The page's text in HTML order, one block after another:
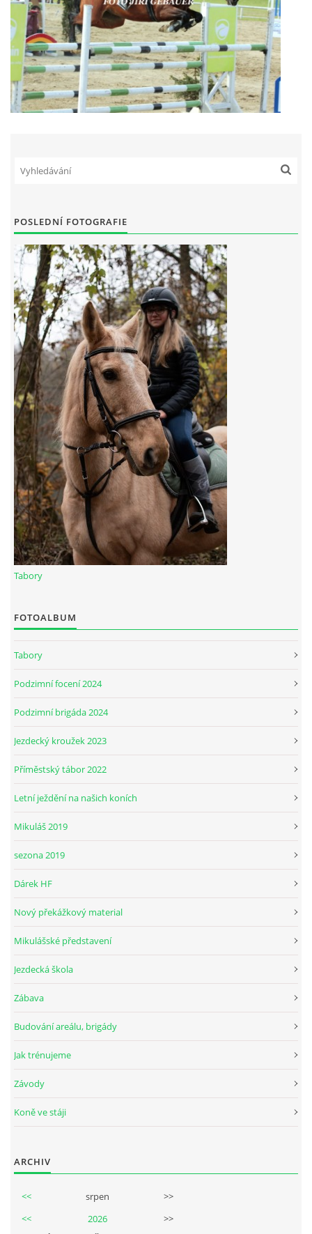
POSLEDNÍ FOTOGRAFIE
Tabory
FOTOALBUM
Tabory
Podzimní focení 2024
Podzimní brigáda 2024
Jezdecký kroužek 2023
Příměstský tábor 2022
Letní ježdění na našich koních
Mikuláš 2019
sezona 2019
Dárek HF
Nový překážkový material
Mikulášské představení
Jezdecká škola
Zábava
Budování areálu, brigády
Jak trénujeme
Závody
Koně ve stáji
ARCHIV
<< srpen
>>
<<
2026
>>